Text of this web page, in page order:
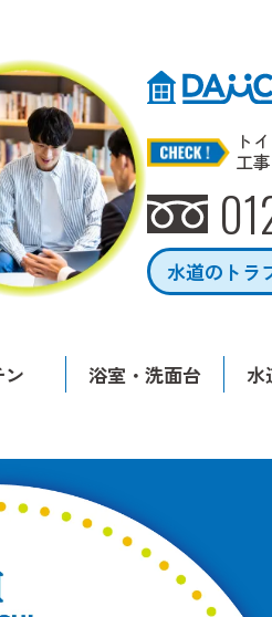
ト
工事
水道のトラ
ン 浴室・洗面台 水